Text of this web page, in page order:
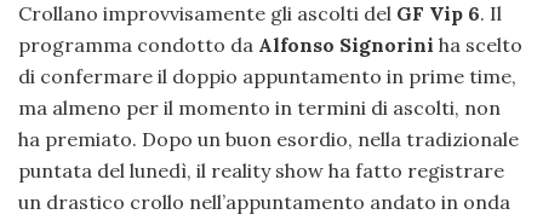
Crollano improvvisamente gli ascolti del GF Vip 6. Il
programma condotto da Alfonso Signorini ha scelto
di confermare il doppio appuntamento in prime time,
ma almeno per il momento in termini di ascolti, non
ha premiato. Dopo un buon esordio, nella tradizionale
puntata del lunedì, il reality show ha fatto registrare
un drastico crollo nell’appuntamento andato in onda